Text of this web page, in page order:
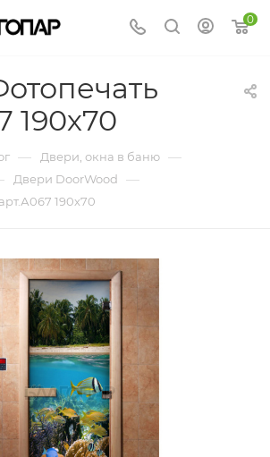
0
190х70
— Двери, окна в баню —
Двери DoorWood —
190х70